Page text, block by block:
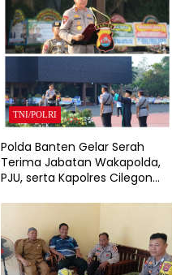
TNI/POLRI
Polda Banten Gelar Serah
Terima Jabatan Wakapolda,
PJU, serta Kapolres Cilegon